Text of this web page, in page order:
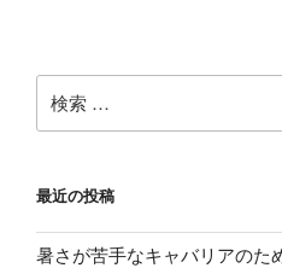
ン
索:
最近の投稿
暑さが苦手なキャバリアのた